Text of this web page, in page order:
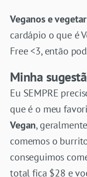
Veganos e
cardápio o que é
Free <3, então
Minha
Eu SEMPRE
que é o meu
Vegan,
comemos o
conseguimos
total fica $28 e